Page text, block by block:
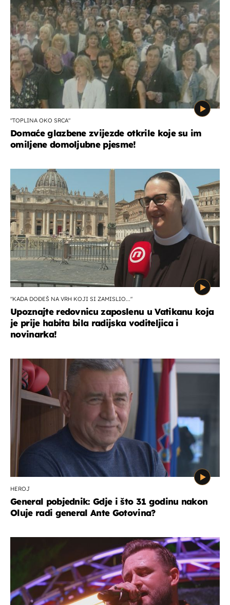
"TOPLINA OKO SRCA"
Domaće glazbene zvijezde otkrile koje su im
omiljene domoljubne pjesme!
"KADA DOĐEŠ NA VRH KOJI SI ZAMISLIO..."
Upoznajte redovnicu zaposlenu u Vatikanu koja
je prije habita bila radijska voditeljica i
novinarka!
HEROJ
General pobjednik: Gdje i što 31 godinu nakon
Oluje radi general Ante Gotovina?